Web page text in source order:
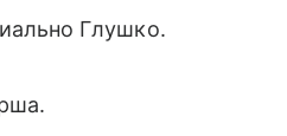
Глушко.